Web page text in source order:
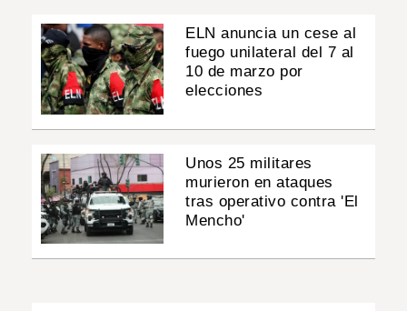
ELN anuncia un cese al
fuego unilateral del 7 al
10 de marzo por
elecciones
Unos 25 militares
murieron en ataques
tras operativo contra 'El
Mencho'